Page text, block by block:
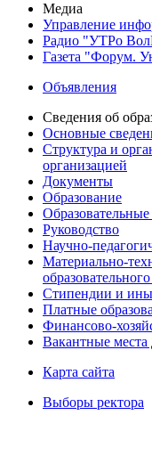
Медиа
Управление
Радио "УТРо
Газета "Форум.
Объявления
Сведения об
Основные
Структура и
организацией
Документы
Образование
Руководство
Научно-
Материально-
Стипендии и
Платные
Финансово-
Вакантные места
Карта сайта
Выборы ректора